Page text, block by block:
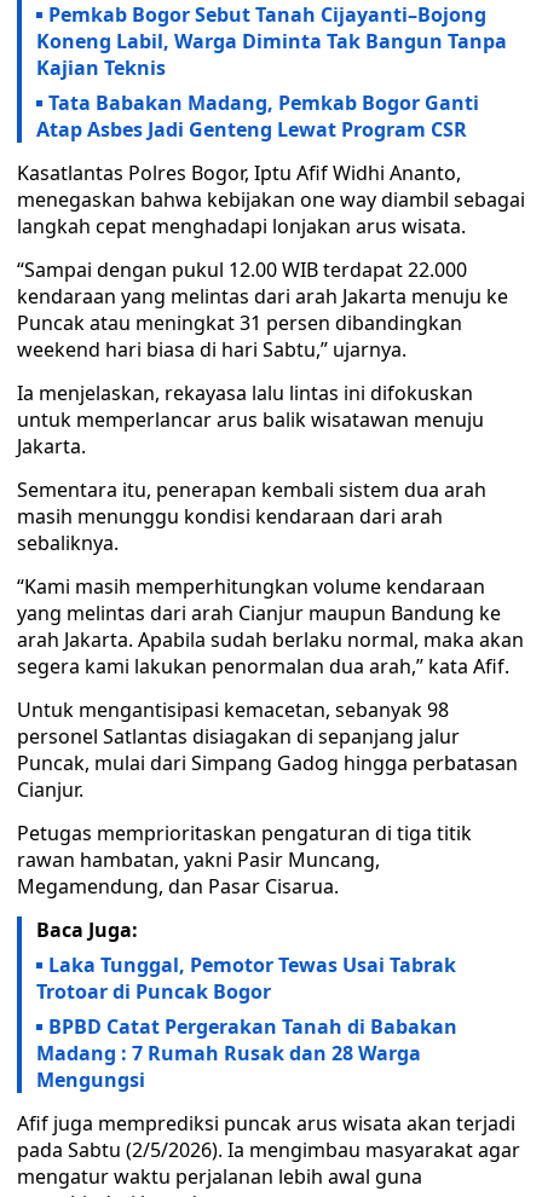
Pemkab Bogor Sebut Tanah Cijayanti–Bojong
Koneng Labil, Warga Diminta Tak Bangun Tanpa
Kajian Teknis
Tata Babakan Madang, Pemkab Bogor Ganti
Atap Asbes Jadi Genteng Lewat Program CSR
Kasatlantas Polres Bogor, Iptu Afif Widhi Ananto,
menegaskan bahwa kebijakan one way diambil sebagai
langkah cepat menghadapi lonjakan arus wisata.
“Sampai dengan pukul 12.00 WIB terdapat 22.000
kendaraan yang melintas dari arah Jakarta menuju ke
Puncak atau meningkat 31 persen dibandingkan
weekend hari biasa di hari Sabtu,” ujarnya.
Ia menjelaskan, rekayasa lalu lintas ini difokuskan
untuk memperlancar arus balik wisatawan menuju
Jakarta.
Sementara itu, penerapan kembali sistem dua arah
masih menunggu kondisi kendaraan dari arah
sebaliknya.
“Kami masih memperhitungkan volume kendaraan
yang melintas dari arah Cianjur maupun Bandung ke
arah Jakarta. Apabila sudah berlaku normal, maka akan
segera kami lakukan penormalan dua arah,” kata Afif.
Untuk mengantisipasi kemacetan, sebanyak 98
personel Satlantas disiagakan di sepanjang jalur
Puncak, mulai dari Simpang Gadog hingga perbatasan
Cianjur.
Petugas memprioritaskan pengaturan di tiga titik
rawan hambatan, yakni Pasir Muncang,
Megamendung, dan Pasar Cisarua.
Baca Juga:
Laka Tunggal, Pemotor Tewas Usai Tabrak
Trotoar di Puncak Bogor
BPBD Catat Pergerakan Tanah di Babakan
Madang : 7 Rumah Rusak dan 28 Warga
Mengungsi
Afif juga memprediksi puncak arus wisata akan terjadi
pada Sabtu (2/5/2026). Ia mengimbau masyarakat agar
mengatur waktu perjalanan lebih awal guna